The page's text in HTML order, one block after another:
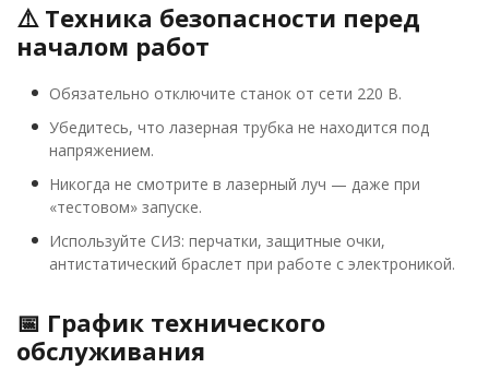
⚠️ Техника безопасности перед
началом работ
Обязательно отключите станок от сети 220 В.
Убедитесь, что лазерная трубка не находится под
напряжением.
Никогда не смотрите в лазерный луч — даже при
«тестовом» запуске.
Используйте СИЗ: перчатки, защитные очки,
антистатический браслет при работе с электроникой.
📅 График технического
обслуживания